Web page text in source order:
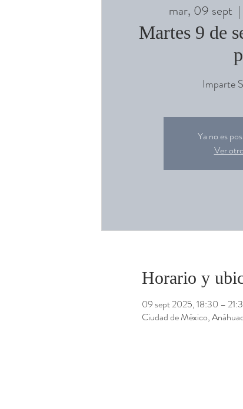
mar, 09 sept
  |
Martes 9 de
Imparte
Ya no es
Ver
Horario y
09 sept 2025, 18:30 –
Ciudad de México,